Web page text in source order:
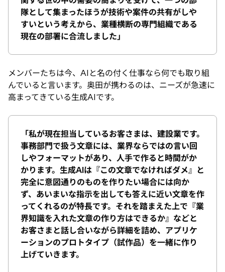
隊として集まったほうが技術や案件の共有がしや
すいという考えから、業種横断の専門組織である
現在の部署に合流しました」
メンバーたちは今、AIと名の付く仕事なら何でも取り組
んでいると言います。奥田が携わるのは、ニーズが急速に
高まってきている生成AIです。
「私が現在担当しているお客さまは、建設業です。
事務部門で扱う文章には、業界ならではの言い回
しやフォーマットがあり、人手で作ると時間がか
かります。生成AIは『この文章でなければダメ』と
完全に意図通りのものを作りたい場合には向か
ず、あいまいな指示を出しても答えに近い文章を作
ってくれるのが特長です。それを踏まえた上で『業
界知識を入れた文章の作り方はできるか』などと
お客さまと話し合いながら詳細を詰め、アプリケ
ーションのプロトタイプ（試作品）を一緒に作り
上げていきます。